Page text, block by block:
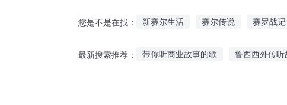
您是不是在找： 新赛尔生活 赛尔传说 赛罗战记
最新搜索推荐： 带你听商业故事的歌 鲁西西外传听